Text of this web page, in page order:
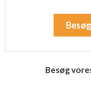
Besøg